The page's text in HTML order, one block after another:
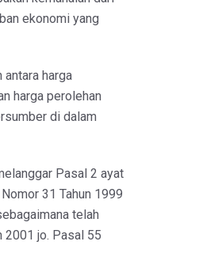
ekonomi yang
harga
harga perolehan
di dalam
Pasal 2 ayat
31 Tahun 1999
telah
2001 jo. Pasal 55